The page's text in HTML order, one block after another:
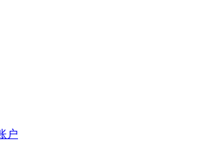
户